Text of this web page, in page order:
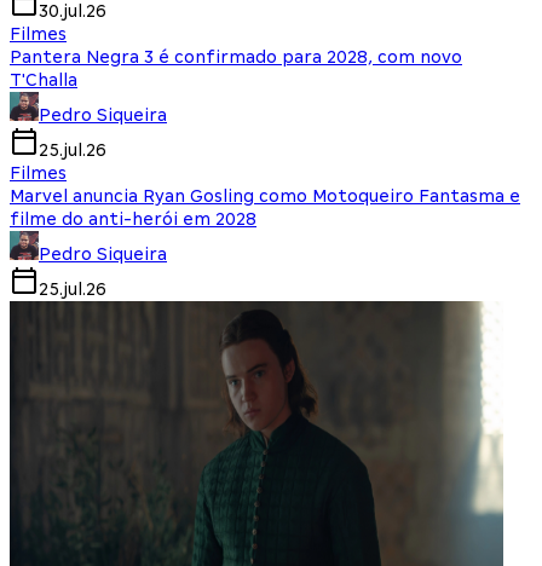
30.jul.26
Filmes
Pantera Negra 3 é confirmado para 2028, com novo
T'Challa
Pedro Siqueira
25.jul.26
Filmes
Marvel anuncia Ryan Gosling como Motoqueiro Fantasma e
filme do anti-herói em 2028
Pedro Siqueira
25.jul.26